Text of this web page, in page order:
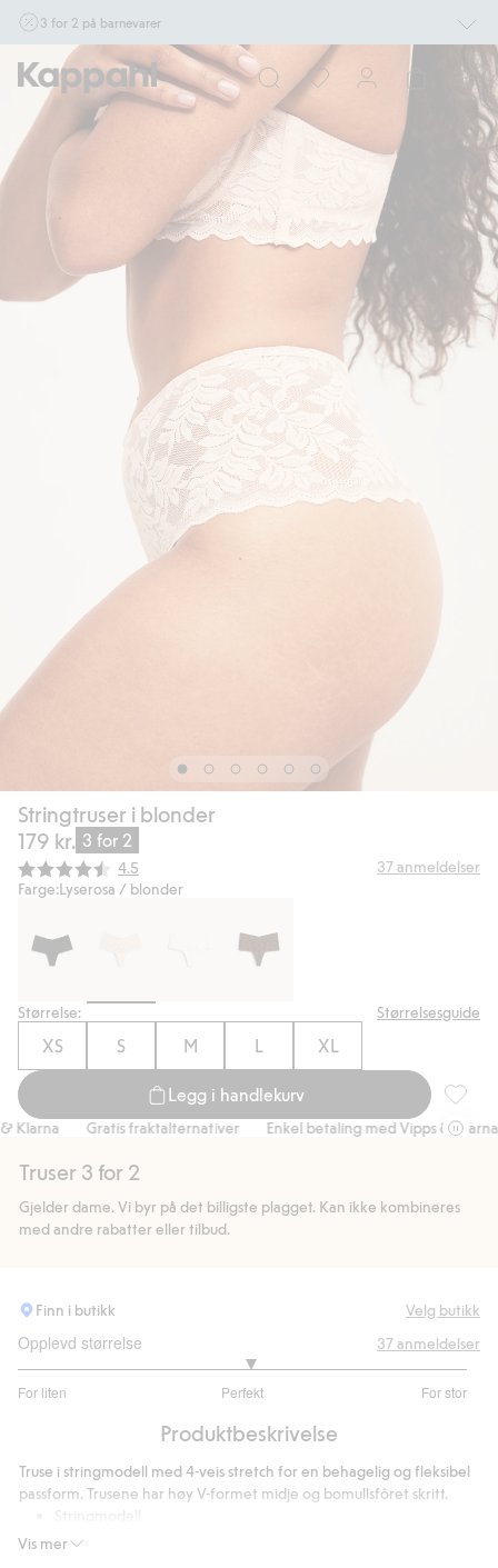
3 for 2 på barnevarer
Ikke Newbie. Gjelder når du handler 2 eller flere varer som inngår i tilbudet tom.
17/8 i butikk & online for deg som er eller blir medlem. Kan ikke kombineres med
andre tilbud eller rabatter.
Handle nå
Stringtruser i blonder
179 kr. 3 for 2
Gjennomsnittskarakter:
4.5 37anmeldelser
Farge:Lyserosa / blonder
Størrelse: Størrelsesguide
XS S M L XL
Legg i handlekurv
Gratis fraktalternativer Enkel betaling med Vipps & Klarna
Truser 3 for 2
Gjelder dame. Vi byr på det billigste plagget. Kan ikke kombineres
med andre rabatter eller tilbud.
Finn i butikk Velg butikk
Opplevd størrelse
For liten Perfekt For stor
av
30
stemmer
37anmeldelser
Produktbeskrivelse
Vis mer
Truse i stringmodell med 4-veis stretch for en behagelig og fleksibel
passform. Trusene har høy V-formet midje og bomullsfôret skritt.
Superelastiske blonder